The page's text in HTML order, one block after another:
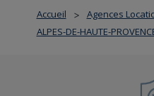
Accueil > Agences
ALPES-DE-HAUTE-